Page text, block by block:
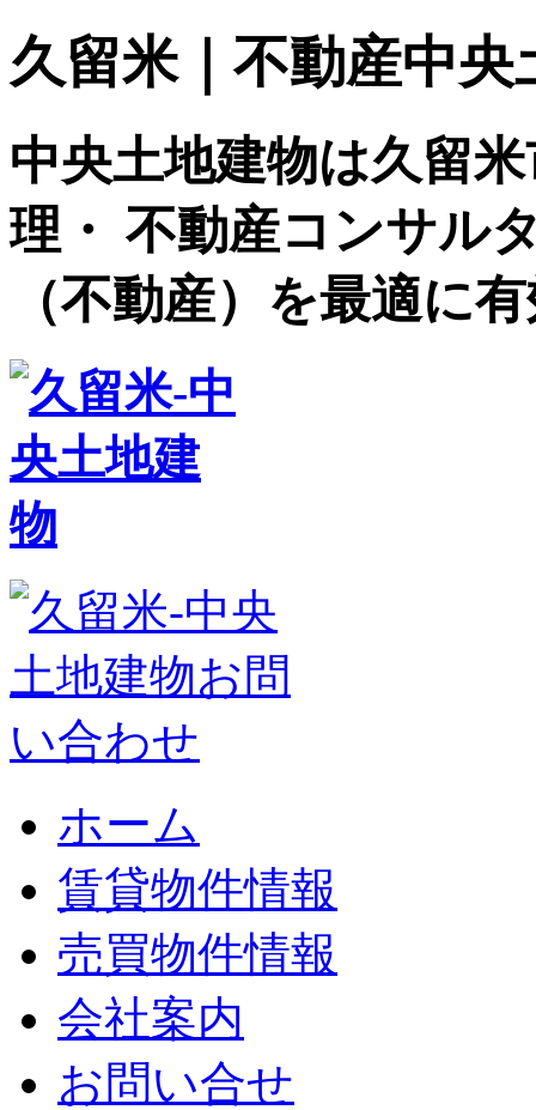
久留米｜不動産中
中央土地建物は久留
理・ 不動産コンサル
（不動産）を最適に
ホーム
賃貸物件情報
売買物件情報
会社案内
お問い合せ